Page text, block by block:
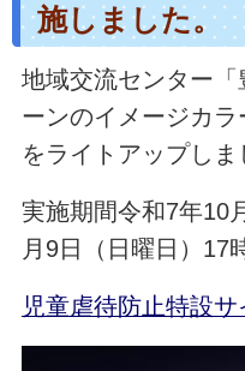
施しました。
地域交流センター
ーンのイメージカ
をライトアップしま
実施期間令和7年10
月9日（日曜日）17
児童虐待防止特設サ